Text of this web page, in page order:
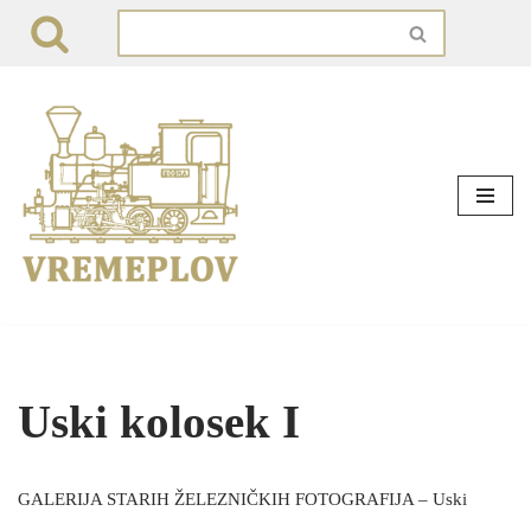
content
Uski kolosek I
GALERIJA STARIH ŽELEZNIČKIH FOTOGRAFIJA – Uski